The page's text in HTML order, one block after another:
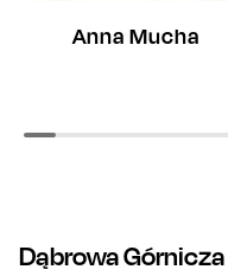
Anna Mucha
Dąbrowa Górnicza